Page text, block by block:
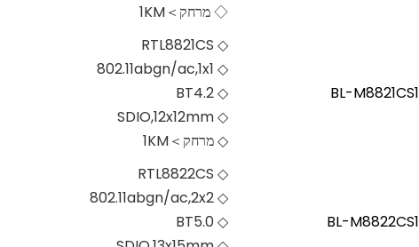
◇ מרחק＞1KM
BL-M8821CS1
◇ RTL8821CS
◇ 802.11abgn/ac,1x1
◇ BT4.2
◇ SDIO,12x12mm
◇ מרחק＞1KM
BL-M8822CS1
◇ RTL8822CS
◇ 802.11abgn/ac,2x2
◇ BT5.0